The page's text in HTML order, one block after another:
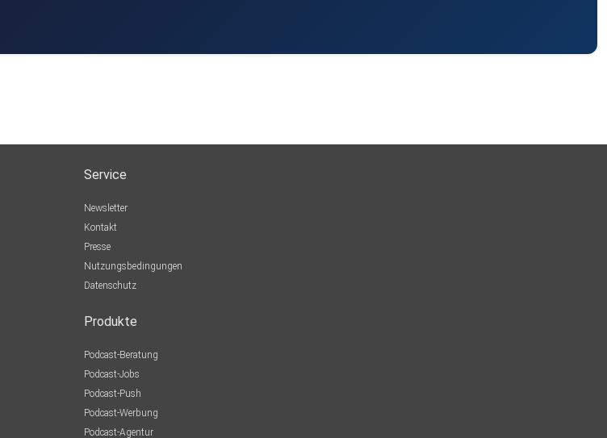
Service
Newsletter
Kontakt
Presse
Nutzungsbedingungen
Datenschutz
Produkte
Podcast-Beratung
Podcast-Jobs
Podcast-Push
Podcast-Werbung
Podcast-Agentur